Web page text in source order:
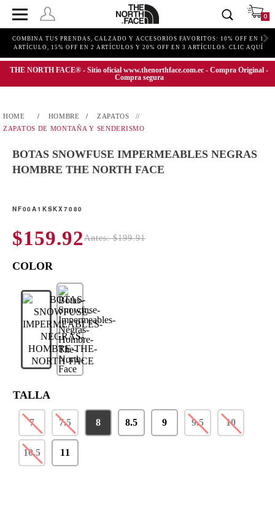
0
COMBINA TUS PRENDAS, CALZADO Y ACCESORIOS FAVORITOS: 10% OFF EN 1
ARTÍCULO, 15% OFF EN 2 ARTÍCULOS Y 20% OFF EN 3 ARTÍCULOS. CLIC AQUÍ
THE NORTH FACE® - Sitio oficial www.thenorthface.com.ec - Compra Original -
Compra segura
HOMBRE
ZAPATOS
ZAPATOS DE MONTAÑA Y SENDERISMO
BOTAS SNOWFUSE IMPERMEABLES NEGRAS
HOMBRE THE NORTH FACE
NF00A1KSKX7080
$159.92 Antes: $199.91
TALLA
7 7.5 8 8.5 9 9.5 10
10.5 11